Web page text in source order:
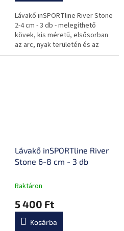
Lávakő inSPORTline River Stone
2-4 cm - 3 db - melegíthető
kövek, kis méretű, elsősorban
az arc, nyak területén és az
ujjközökben alkalmazható, sima
Lávakő inSPORTline River
Stone 6-8 cm - 3 db
Raktáron
5 400 Ft
Kosárba